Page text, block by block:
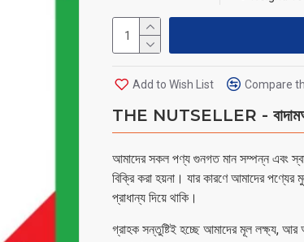
Add to Wish List Compare
THE NUTSELLER -
আমাদের সকল পণ্য গুনগত মান সম্পন্ন এবং
বিক্রি করা হয়না। যার কারণে আমাদের
প্রাধান্য দিয়ে থাকি।
গ্রাহক সন্তুষ্টিই হচ্ছে আমাদের মূল লক্ষ্য, আর